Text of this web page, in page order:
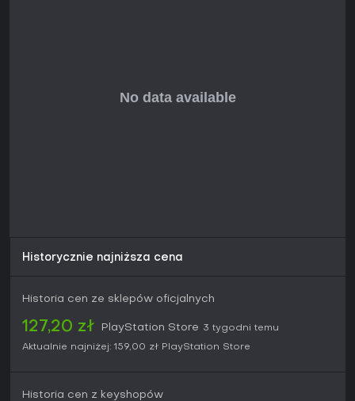
rekomendacja, zwłaszcza w przystępnej cenie 29.99 USD za
Historycznie najniższa cena
Historia cen ze sklepów oficjalnych
127,20 zł PlayStation Store 3 tygodni temu
Aktualnie najniżej: 159,00 zł PlayStation Store
Historia cen z keyshopów